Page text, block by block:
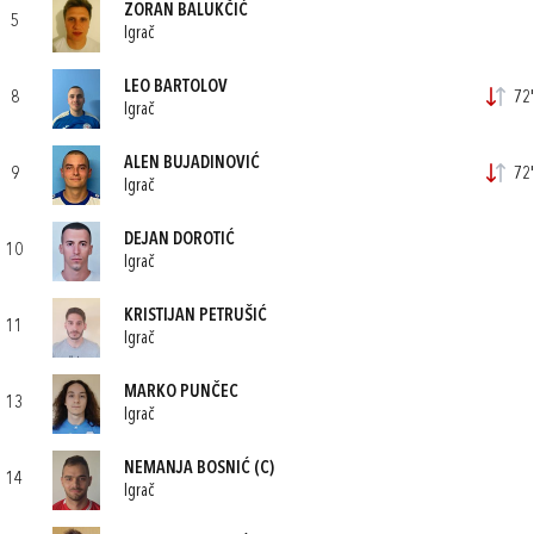
5
ZORAN BALUKČIĆ
Igrač
8
LEO BARTOLOV
Igrač
72'
9
ALEN BUJADINOVIĆ
Igrač
72'
10
DEJAN DOROTIĆ
Igrač
11
KRISTIJAN PETRUŠIĆ
Igrač
13
MARKO PUNČEC
Igrač
14
NEMANJA BOSNIĆ (C)
Igrač